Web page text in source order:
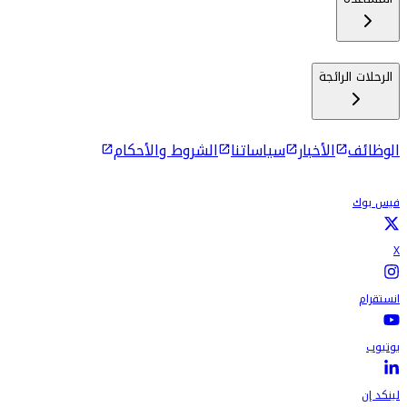
الرحلات الرائجة
الوظائف الأخبار سياساتنا الشروط والأحكام
فيس بوك
X
انستقرام
يوتيوب
لينكد إن